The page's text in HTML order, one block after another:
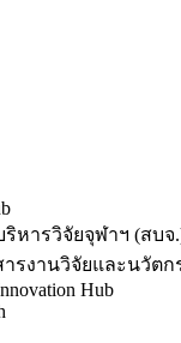
หารวิจัยจุฬาฯ (สบจ
รงานวิจัยและนวัตก
Hub